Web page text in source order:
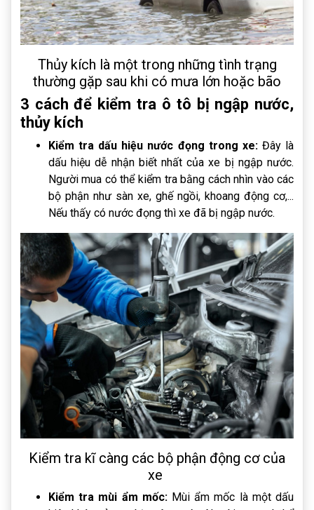
Thủy kích là một trong những tình trạng
thường gặp sau khi có mưa lớn hoặc bão
3 cách để kiểm tra ô tô bị ngập nước,
thủy kích
Kiểm tra dấu hiệu nước đọng trong xe:Đây là
dấu hiệu dễ nhận biết nhất của xe bị ngập nước.
Người mua có thể kiểm tra bằng cách nhìn vào các
bộ phận như sàn xe, ghế ngồi, khoang động cơ,...
Nếu thấy có nước đọng thì xe đã bị ngập nước.
Kiểm tra kĩ càng các bộ phận động cơ của
xe
Kiểm tra mùi ẩm mốc:Mùi ẩm mốc là một dấu